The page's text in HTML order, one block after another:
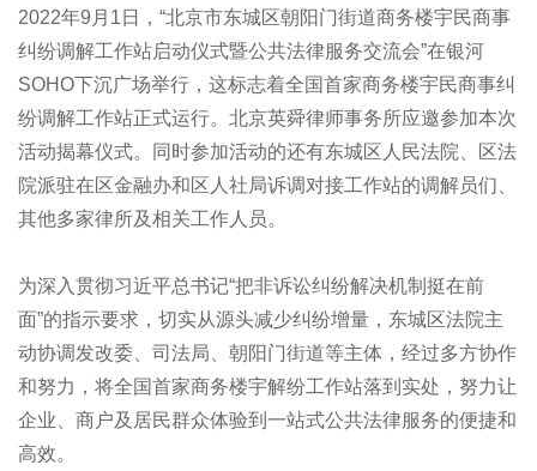
2022年9月1日，“北京市东城区朝阳门街道商务楼宇民商事
纠纷调解工作站启动仪式暨公共法律服务交流会”在银河
SOHO下沉广场举行，这标志着全国首家商务楼宇民商事纠
纷调解工作站正式运行。北京英舜律师事务所应邀参加本次
活动揭幕仪式。同时参加活动的还有东城区人民法院、区法
院派驻在区金融办和区人社局诉调对接工作站的调解员们、
其他多家律所及相关工作人员。
为深入贯彻习近平总书记“把非诉讼纠纷解决机制挺在前
面”的指示要求，切实从源头减少纠纷增量，东城区法院主
动协调发改委、司法局、朝阳门街道等主体，经过多方协作
和努力，将全国首家商务楼宇解纷工作站落到实处，努力让
企业、商户及居民群众体验到一站式公共法律服务的便捷和
高效。